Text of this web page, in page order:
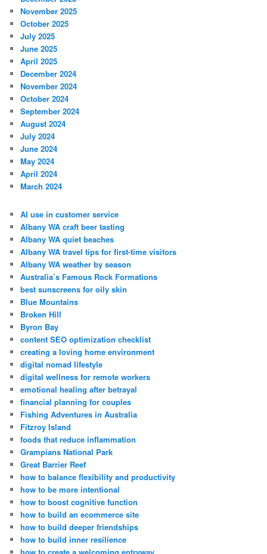
November 2025
October 2025
July 2025
June 2025
April 2025
December 2024
November 2024
October 2024
September 2024
August 2024
July 2024
June 2024
May 2024
April 2024
March 2024
AI use in customer service
Albany WA craft beer tasting
Albany WA quiet beaches
Albany WA travel tips for first-time visitors
Albany WA weather by season
Australia’s Famous Rock Formations
best sunscreens for oily skin
Blue Mountains
Broken Hill
Byron Bay
content SEO optimization checklist
creating a loving home environment
digital nomad lifestyle
digital wellness for remote workers
emotional healing after betrayal
financial planning for couples
Fishing Adventures in Australia
Fitzroy Island
foods that reduce inflammation
Grampians National Park
Great Barrier Reef
how to balance flexibility and productivity
how to be more intentional
how to boost cognitive function
how to build an ecommerce site
how to build deeper friendships
how to build inner resilience